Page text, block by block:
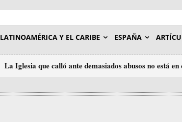
LATINOAMÉRICA Y EL CARIBE ESPAÑA
La Iglesia que calló ante demasiados abusos no está
ética